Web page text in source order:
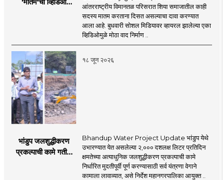
आंतरराष्ट्रीय विमानतळ परिसरात शिया समाजातील काही
सदस्य मातम करताना दिसत असल्याचा दावा करण्यात
आला आहे. बुधवारी सोशल मिडियावर व्हायरल झालेल्या एका
व्हिडिओमुळे मोठा वाद निर्माण ..
१८ जून २०२६
भांडुप जलशुद्धीकरण
प्रकल्पाची कामे गतीने
Bhandup Water Project Update भांडुप येथे
उभारण्यात येत असलेल्या २,००० दशलक्ष लिटर प्रतिदिन
क्षमतेच्या अत्याधुनिक जलशुद्धीकरण प्रकल्पाची कामे
निर्धारित मुदतीपूर्वी पूर्ण करण्यासाठी सर्व यंत्रणा वेगाने
कामाला लावाव्यात, असे निर्देश महानगरपालिका आयुक्त ..